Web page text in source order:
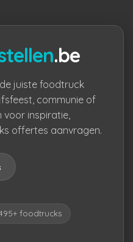
.be
juiste foodtruck
communie of
voor inspiratie,
offertes aanvragen.
foodtrucks